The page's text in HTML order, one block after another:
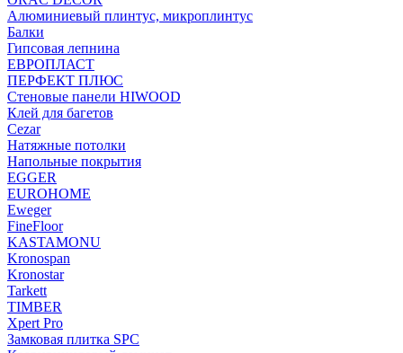
Алюминиевый плинтус, микроплинтус
Балки
Гипсовая лепнина
ЕВРОПЛАСТ
ПЕРФЕКТ ПЛЮС
Стеновые панели HIWOOD
Клей для багетов
Cezar
Натяжные потолки
Напольные покрытия
EGGER
EUROHOME
Eweger
FineFloor
KASTAMONU
Kronospan
Kronostar
Tarkett
TIMBER
Xpert Pro
Замковая плитка SPC